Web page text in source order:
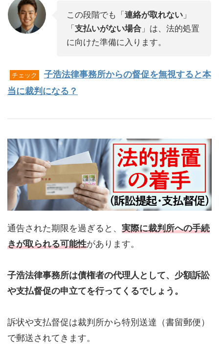
この段階でも「連絡が取れない 」
「支払いがない場合 」は、法的処置
に向けた準備に入ります。
チェック
子浩法律事務所からの督促を無視すると本
当に裁判になる？
通告された期限を過ぎると、 実際に裁判所への手続
きが取られる可能性があります。
子浩法律事務所は債権者の代理人として、少額訴訟
や支払督促の申立てを行ってくるでしょう。
訴状や支払督促は裁判所から特別送達（書留郵便）
で郵送されてきます。